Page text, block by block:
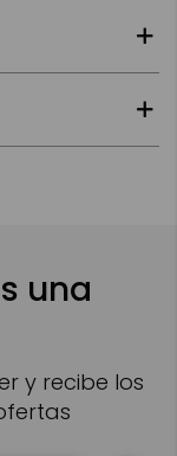
una
y recibe los